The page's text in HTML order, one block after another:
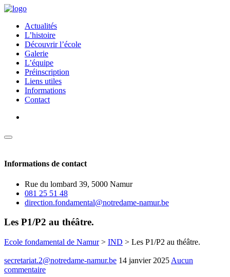
Actualités
L’histoire
Découvrir l’école
Galerie
L’équipe
Préinscription
Liens utiles
Informations
Contact
Informations de contact
Rue du lombard 39, 5000 Namur
081 25 51 48
direction.fondamental@notredame-namur.be
Les P1/P2 au théâtre.
Ecole fondamental de Namur> IND > Les P1/P2 au théâtre.
secretariat.2@notredame-namur.be 14 janvier 2025 Aucun
commentaire